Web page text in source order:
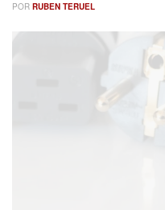
POR RUBEN TERUEL